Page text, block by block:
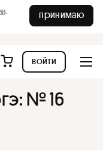
принимаю
войти
№ 16